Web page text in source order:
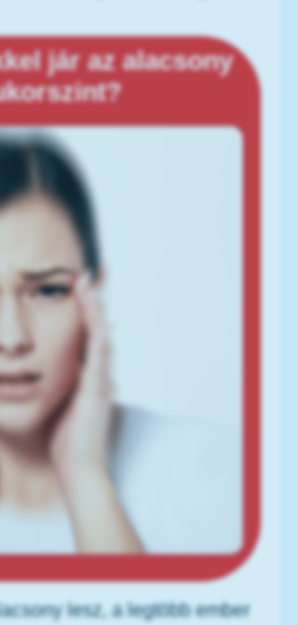
jár az alacsony
lesz, a legtöbb ember